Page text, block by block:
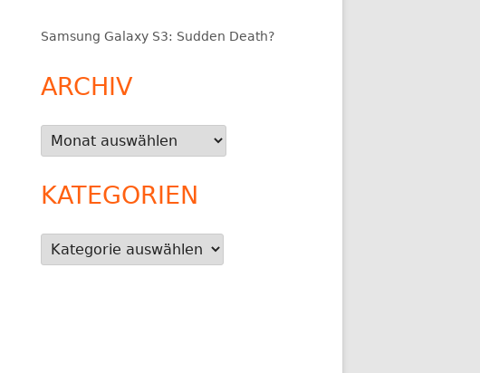
Samsung Galaxy S3: Sudden Death?
ARCHIV
Archiv
KATEGORIEN
Kategorien